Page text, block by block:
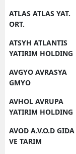
ATLAS ATLAS YAT.
ORT.
ATSYH ATLANTIS
YATIRIM HOLDING
AVGYO AVRASYA
GMYO
AVHOL AVRUPA
YATIRIM HOLDING
AVOD A.V.O.D GIDA
VE TARIM